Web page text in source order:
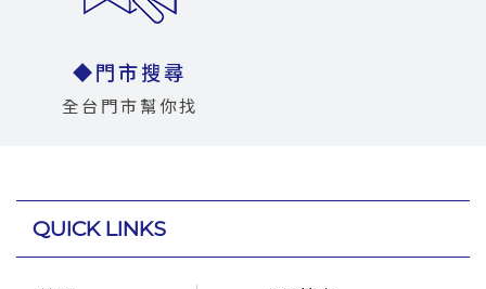
◆門市搜尋
全台門市幫你找
QUICK LINKS